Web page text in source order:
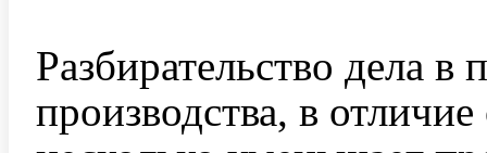
Разбирательство дела в
производства, в